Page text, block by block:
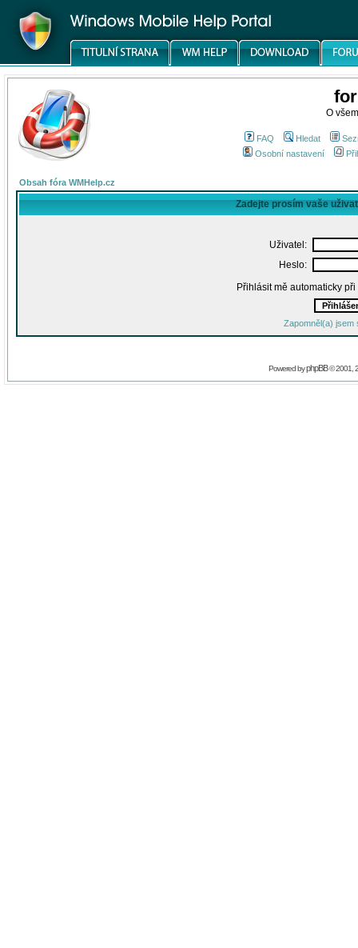
O
FAQ Hledat
Osobní nastavení
Obsah fóra WMHelp.cz
Zadejte prosím vaše
Uživatel:
Heslo:
Přihlásit mě automaticky
Zapomněl(a) jsem
Powered byphpBB© 2001,